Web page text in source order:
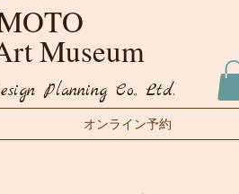
Museum
Planning Co., Ltd.
オンライン予約